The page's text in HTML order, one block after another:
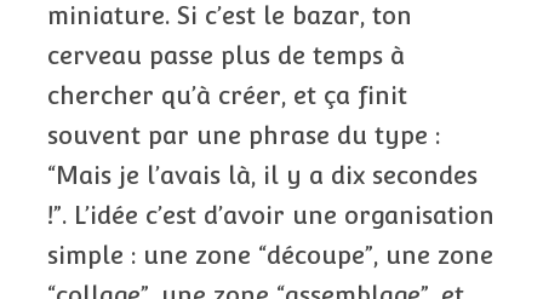
miniature. Si c’est le bazar, ton
cerveau passe plus de temps à
chercher qu’à créer, et ça finit
souvent par une phrase du type :
“Mais je l’avais là, il y a dix secondes
!”. L’idée c’est d’avoir une organisation
simple : une zone “découpe”, une zone